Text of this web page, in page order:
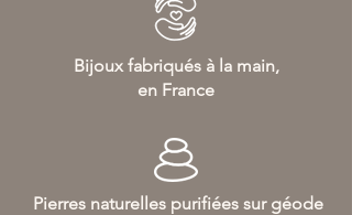
encore déposez les sur une fleur de
vie pour les purifier.
Ensuite, pensez à les recharger en les
plaçant au soleil, sous la pleine
Bijoux fabriqués à la main,
en France
Pierres naturelles purifiées sur géode